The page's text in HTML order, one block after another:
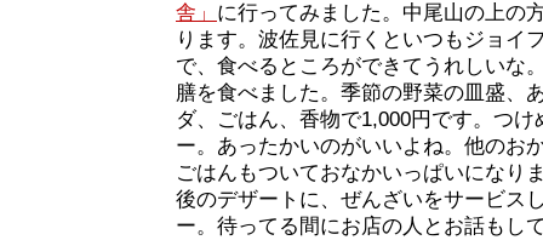
舎」 に行ってみました。中尾山の上の
ります。波佐見に行くといつもジョイ
で、食べるところができてうれしいな
膳を食べました。季節の野菜の皿盛、
ダ、ごはん、香物で1,000円です。つ
ー。あったかいのがいいよね。他のお
ごはんもついておなかいっぱいになり
後のデザートに、ぜんざいをサービス
ー。待ってる間にお店の人とお話もし